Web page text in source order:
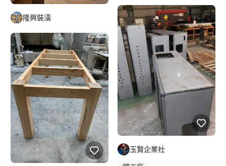
隆興裝潢
玉賢企業社